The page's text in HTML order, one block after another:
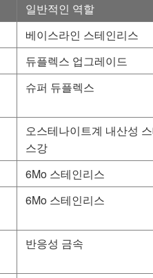
일반적인 역할
베이스라인 스테인리스
듀플렉스 업그레이드
슈퍼 듀플렉스
오스테나이트계 내산성
스강
6Mo 스테인리스
6Mo 스테인리스
반응성 금속